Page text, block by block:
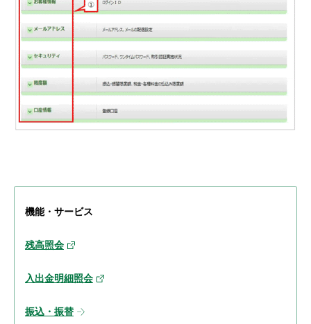
機能・サービス
残高照会
入出金明細照会
振込・振替